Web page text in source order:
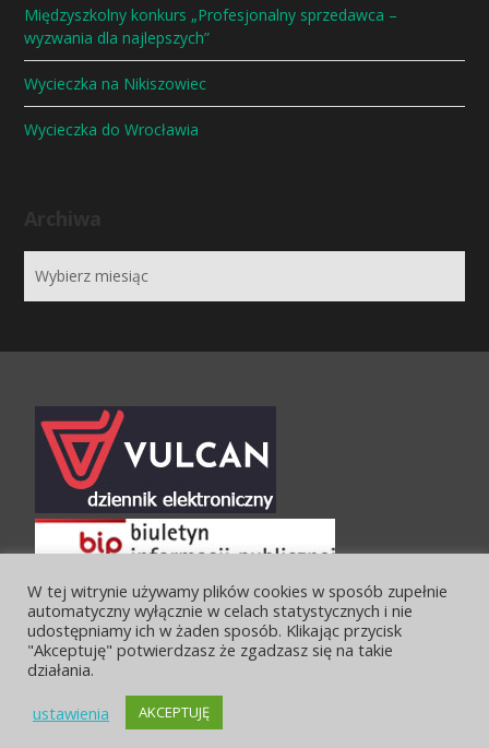
Międzyszkolny konkurs „Profesjonalny sprzedawca –
wyzwania dla najlepszych”
Wycieczka na Nikiszowiec
Wycieczka do Wrocławia
W tej witrynie używamy plików cookies w sposób zupełnie
automatyczny wyłącznie w celach statystycznych i nie
udostępniamy ich w żaden sposób. Klikając przycisk
"Akceptuję" potwierdzasz że zgadzasz się na takie
działania.
ustawienia
AKCEPTUJĘ